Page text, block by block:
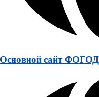
Основной сайт ФОГОД